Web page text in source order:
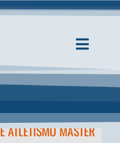
Toggle
Y EVENTOS DEL
ATLETISMO MASTER